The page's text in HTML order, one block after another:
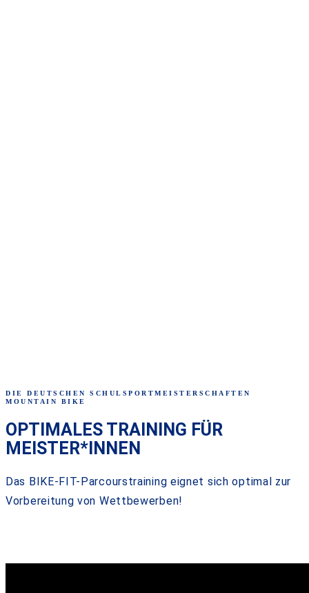
DIE DEUTSCHEN SCHULSPORTMEISTERSCHAFTEN
MOUNTAIN BIKE
OPTIMALES TRAINING FÜR
MEISTER*INNEN
Das BIKE-FIT-Parcourstraining eignet sich optimal zur
Vorbereitung von Wettbewerben!